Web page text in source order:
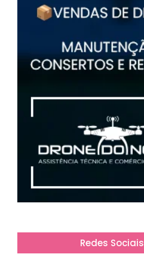
Redes Sociais